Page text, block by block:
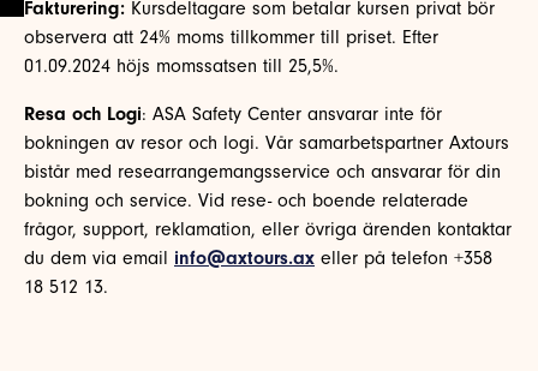
Fakturering: Kursdeltagare som betalar kursen privat bör
observera att 24% moms tillkommer till priset. Efter
01.09.2024 höjs momssatsen till 25,5%.
Resa och Logi: ASA Safety Center ansvarar inte för
bokningen av resor och logi. Vår samarbetspartner Axtours
bistår med researrangemangsservice och ansvarar för din
bokning och service. Vid rese- och boende relaterade
frågor, support, reklamation, eller övriga ärenden kontaktar
du dem via email info@axtours.ax eller på telefon +358
18 512 13.